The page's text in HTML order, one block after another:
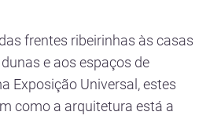
frentes ribeirinhas às casas
e aos espaços de
Exposição Universal, estes
como a arquitetura está a